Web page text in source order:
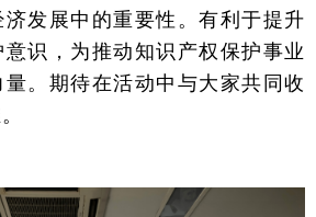
发展中的重要性。有利于提升
识，为推动知识产权保护事业
。期待在活动中与大家共同收